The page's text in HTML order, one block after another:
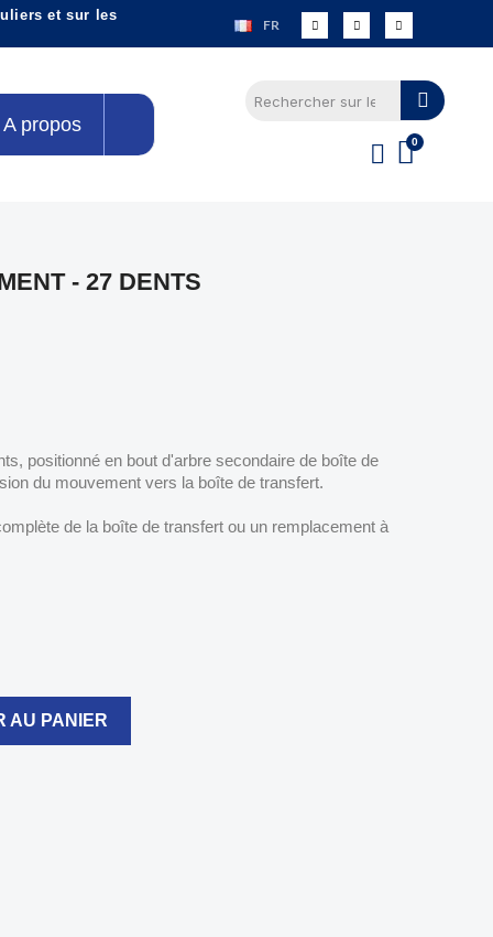
et sur les
FR
A propos
- 27 DENTS
positionné en bout d'arbre secondaire de boîte de
du mouvement vers la boîte de transfert.
de la boîte de transfert ou un remplacement à
AU PANIER